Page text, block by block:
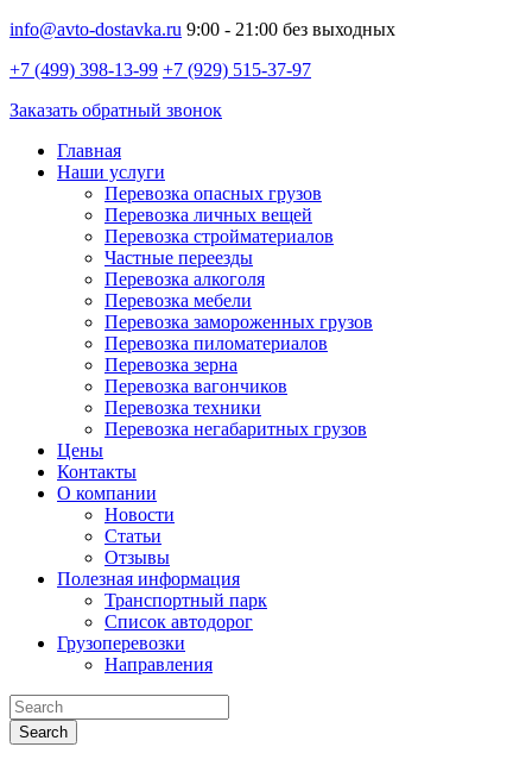
info@avto-dostavka.ru 9:00 - 21:00 без выходных
+7 (499) 398-13-99 +7 (929) 515-37-97
Заказать обратный звонок
Главная
Наши услуги
Перевозка опасных грузов
Перевозка личных вещей
Перевозка стройматериалов
Частные переезды
Перевозка алкоголя
Перевозка мебели
Перевозка замороженных грузов
Перевозка пиломатериалов
Перевозка зерна
Перевозка вагончиков
Перевозка техники
Перевозка негабаритных грузов
Цены
Контакты
О компании
Новости
Статьи
Отзывы
Полезная информация
Транспортный парк
Список автодорог
Грузоперевозки
Направления
Search